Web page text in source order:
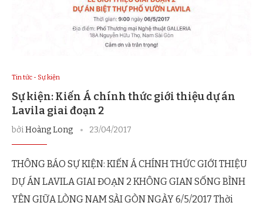
Tin tức - Sự kiện
Sự kiện: Kiến Á chính thức giới thiệu dự án
Lavila giai đoạn 2
bởiHoàng Long 23/04/2017
THÔNG BÁO SỰ KIỆN: KIẾN Á CHÍNH THỨC GIỚI THIỆU
DỰ ÁN LAVILA GIAI ĐOẠN 2 KHÔNG GIAN SỐNG BÌNH
YÊN GIỮA LÒNG NAM SÀI GÒN NGÀY 6/5/2017 Thời